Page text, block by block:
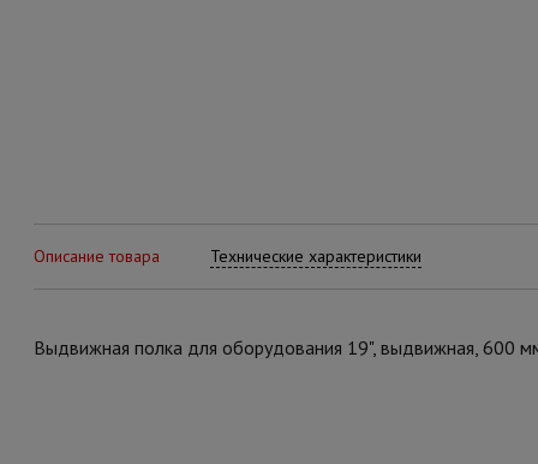
Описание товара Технические характеристики
Выдвижная полка для оборудования 19", выдвижная, 600